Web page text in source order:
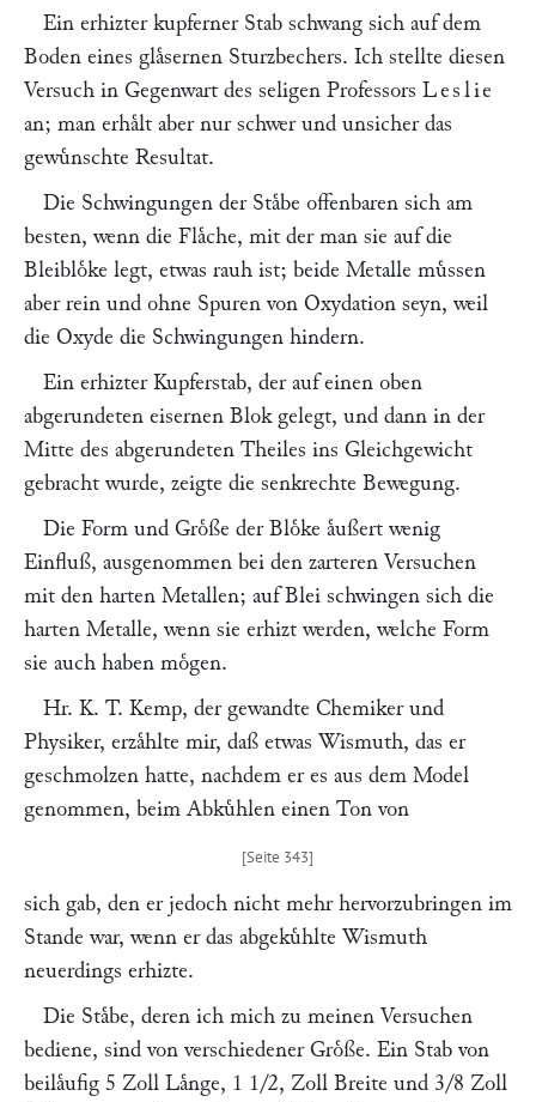
Ein erhizter kupferner Stab schwang sich auf dem
Boden eines glaͤsernen Sturzbechers. Ich stellte diesen
Versuch in Gegenwart des seligen Professors Leslie
an; man erhaͤlt aber nur schwer und unsicher das
gewuͤnschte Resultat.
Die Schwingungen der Staͤbe offenbaren sich am
besten, wenn die Flaͤche, mit der man sie auf die
Bleibloͤke legt, etwas rauh ist; beide Metalle muͤssen
aber rein und ohne Spuren von Oxydation seyn, weil
die Oxyde die Schwingungen hindern.
Ein erhizter Kupferstab, der auf einen oben
abgerundeten eisernen Blok gelegt, und dann in der
Mitte des abgerundeten Theiles ins Gleichgewicht
gebracht wurde, zeigte die senkrechte Bewegung.
Die Form und Groͤße der Bloͤke aͤußert wenig
Einfluß, ausgenommen bei den zarteren Versuchen
mit den harten Metallen; auf Blei schwingen sich die
harten Metalle, wenn sie erhizt werden, welche Form
sie auch haben moͤgen.
Hr. K. T. Kemp, der gewandte Chemiker und
Physiker, erzaͤhlte mir, daß etwas Wismuth, das er
geschmolzen hatte, nachdem er es aus dem Model
genommen, beim Abkuͤhlen einen Ton von
sich gab, den er jedoch nicht mehr hervorzubringen im
Stande war, wenn er das abgekuͤhlte Wismuth
neuerdings erhizte.
Die Staͤbe, deren ich mich zu meinen Versuchen
bediene, sind von verschiedener Groͤße. Ein Stab von
beilaͤufig 5 Zoll Laͤnge, 1 1/2, Zoll Breite und 3/8 Zoll